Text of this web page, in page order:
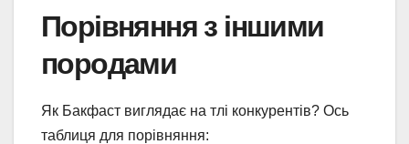
Порівняння з іншими
породами
Як Бакфаст виглядає на тлі конкурентів? Ось
таблиця для порівняння: